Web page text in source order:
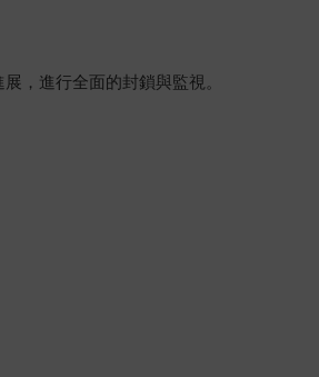
，進行全面的封鎖與監視。